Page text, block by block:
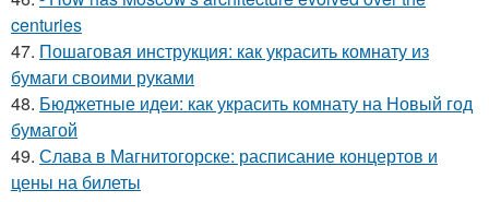
centuries
47. Пошаговая инструкция: как украсить комнату из
бумаги своими руками
48. Бюджетные идеи: как украсить комнату на Новый год
бумагой
49. Слава в Магнитогорске: расписание концертов и
цены на билеты